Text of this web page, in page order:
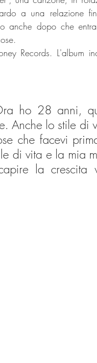
a una relazione
anche dopo che
Records. L'album
ho 28 anni,
Anche lo stile di
che facevi
di vita e la mia
la crescita